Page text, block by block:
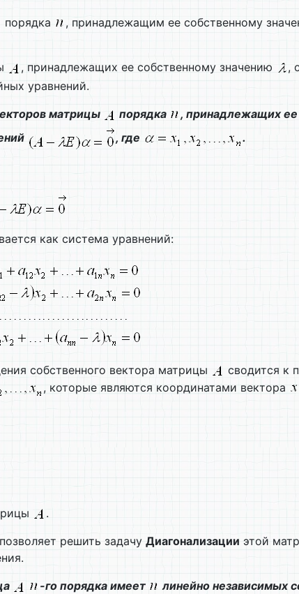
порядка , принадлежащим ее собственному
, принадлежащих ее собственному значению ,
уравнений.
матрицы порядка , принадлежащих ее
, где .
как система уравнений:
собственного вектора матрицы сводится к
, которые являются координатами вектора
.
позволяет решить задачу Диагонализации этой
-го порядка имеет
линейно независимых